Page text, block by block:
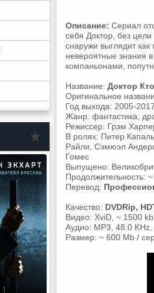
Описание: Сериал
себя Доктор, без
снаружи выглядит
невероятные знания
компаньонами,
Название: Доктор
Оригинальное
Год выхода: 2005-2017
Жанр: фантастика,
Режиссер: Грэм
В ролях: Питер
Райли, Сэмюэл
Гомес
Выпущено:
Продолжительность:
Перевод:
Качество: DVDRip,
Видео: XviD, ~ 1500
Аудио: MP3, 48.0
Размер: ~ 600 Mb /